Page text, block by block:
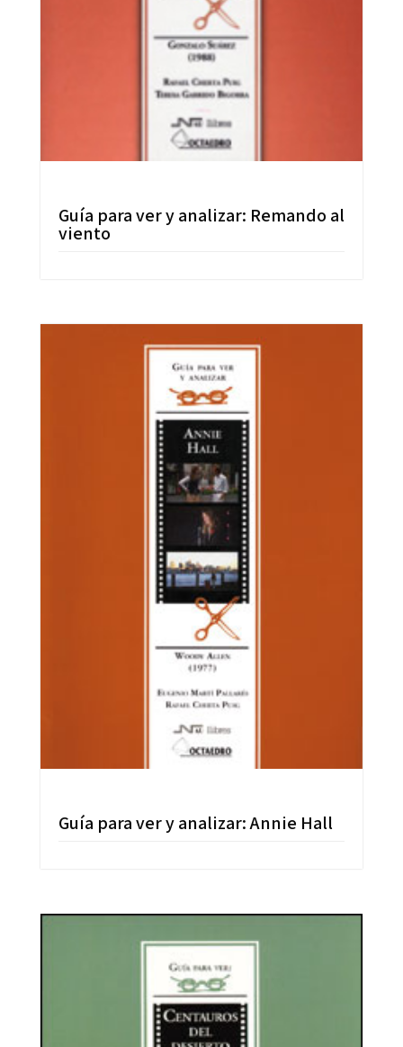
Guía para ver y analizar: Remando al
viento
Guía para ver y analizar: Annie Hall